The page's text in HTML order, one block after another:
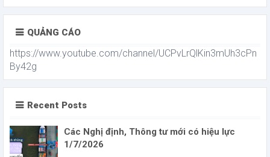
QUẢNG CÁO
https://www.youtube.com/channel/UCPvLrQlKin3mUh3cPn
By42g
Recent Posts
Các Nghị định, Thông tư mới có hiệu lực
1/7/2026